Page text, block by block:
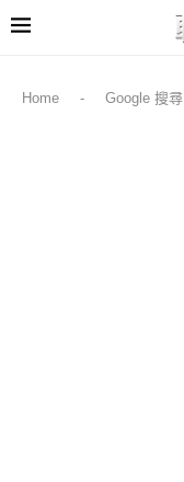
Home - Google 搜尋